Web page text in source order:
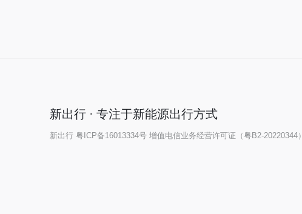
新出行 · 专注于新能源出行方式
新出行 粤ICP备16013334号 增值电信业务经营许可证（粤B2-20220344）